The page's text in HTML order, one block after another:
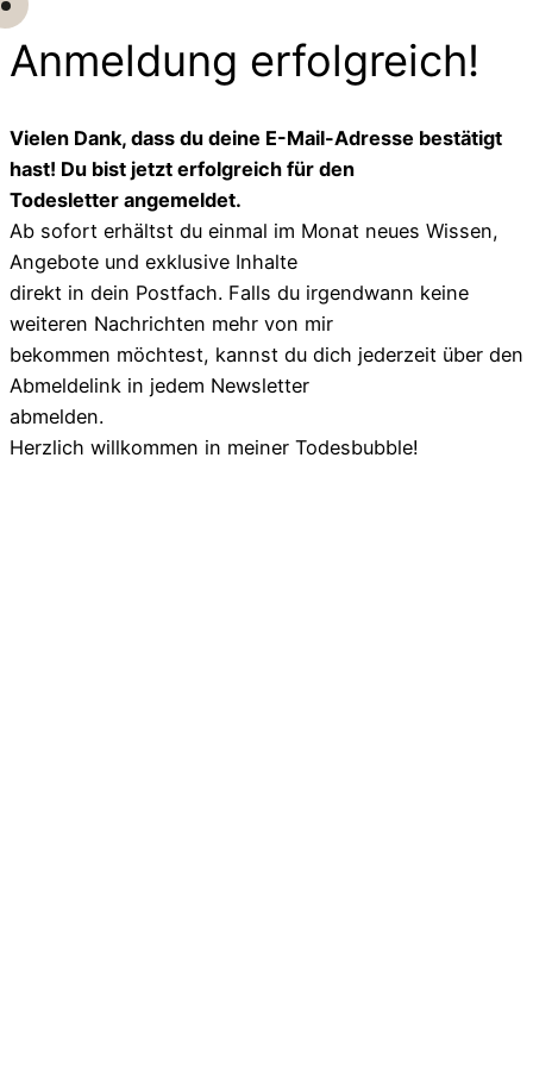
Anmeldung erfolgreich!
Vielen Dank, dass du deine E-Mail-Adresse bestätigt
hast! Du bist jetzt erfolgreich für den
Todesletter angemeldet.
Ab sofort erhältst du einmal im Monat neues Wissen,
Angebote und exklusive Inhalte
direkt in dein Postfach. Falls du irgendwann keine
weiteren Nachrichten mehr von mir
bekommen möchtest, kannst du dich jederzeit über den
Abmeldelink in jedem Newsletter
abmelden.
Herzlich willkommen in meiner Todesbubble!